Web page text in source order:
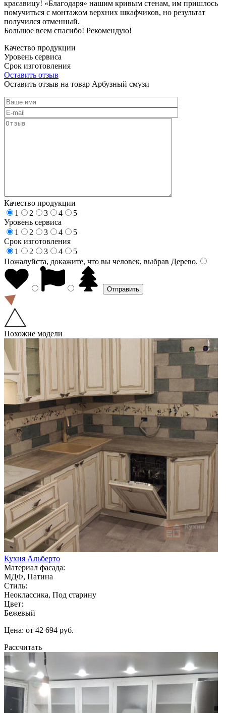
красавицу! «Благодаря» нашим кривым стенам, им пришлось
помучиться с монтажом верхних шкафчиков, но результат
получился отменный.
Большое всем спасибо! Рекомендую!
Качество продукции
Уровень сервиса
Срок изготовления
Оставить отзыв
Оставить отзыв на товар Арбузный смузи
Качество продукции
1
2 3 4
5
Уровень сервиса
1
2 3 4
5
Срок изготовления
1
2 3 4
5
Пожалуйста, докажите, что вы человек, выбрав Дерево.
Похожие модели
Кухня Альберто
Материал фасада:
МДФ, Патина
Стиль:
Неоклассика, Под старину
Цвет:
Бежевый
Цена: от 42 694 руб.
Рассчитать